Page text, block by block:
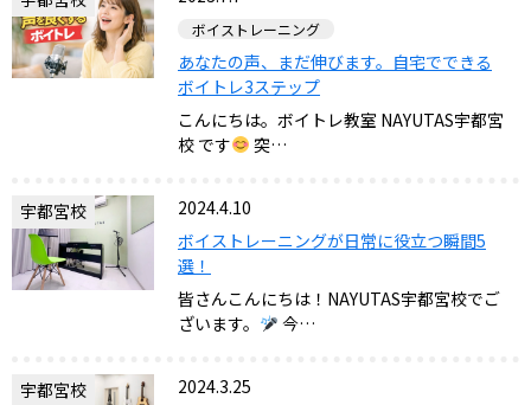
ボイストレーニング
あなたの声、まだ伸びます。自宅でできる
ボイトレ3ステップ
こんにちは。ボイトレ教室 NAYUTAS宇都宮
校 です
突…
宇都宮校
2024.4.10
ボイストレーニングが日常に役立つ瞬間5
選！
皆さんこんにちは！NAYUTAS宇都宮校でご
ざいます。
今…
宇都宮校
2024.3.25